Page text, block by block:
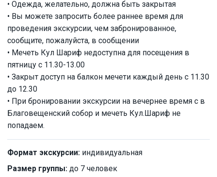
• Одежда, желательно, должна быть закрытая
• Вы можете запросить более раннее время для
проведения экскурсии, чем забронированное,
сообщите, пожалуйста, в сообщении
• Мечеть Кул Шариф недоступна для посещения в
пятницу с 11.30-13.00
• Закрыт доступ на балкон мечети каждый день с 11.30
до 12.30
• При бронировании экскурсии на вечернее время с в
Благовещенский собор и мечеть Кул.Шариф не
попадаем.
Формат экскурсии: индивидуальная
Размер группы: до 7 человек